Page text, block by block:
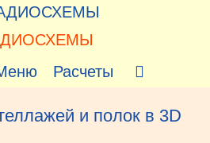
Расчеты
и полок в 3D